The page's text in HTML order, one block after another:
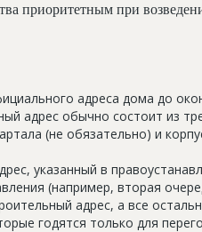
приоритетным при
адреса дома до
адрес обычно состоит из
(не обязательно) и
указанный в
(например, вторая
адрес, а все
годятся только для